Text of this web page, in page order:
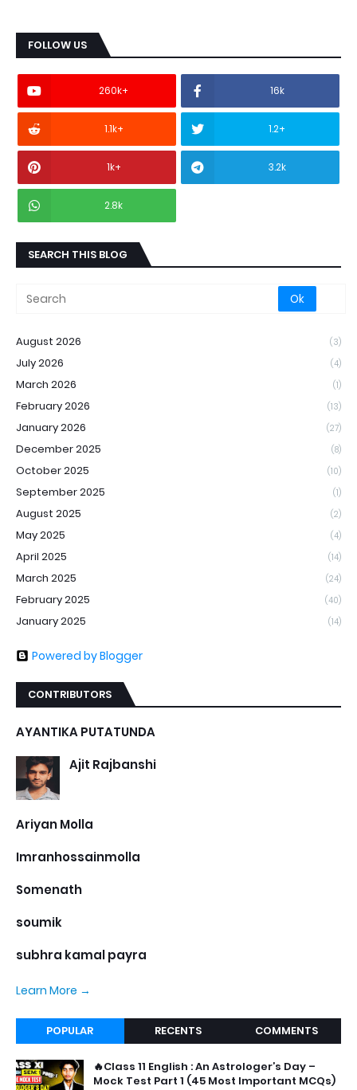
FOLLOW US
260k+ 16k
1.1k+ 1.2+
1k+ 3.2k
2.8k
SEARCH THIS BLOG
August 2026 (3)
July 2026 (4)
March 2026 (1)
February 2026 (13)
January 2026 (27)
December 2025 (8)
October 2025 (10)
September 2025 (1)
August 2025 (2)
May 2025 (4)
April 2025 (14)
March 2025 (24)
February 2025 (40)
January 2025 (14)
Powered by Blogger
CONTRIBUTORS
AYANTIKA PUTATUNDA
Ajit Rajbanshi
Ariyan Molla
Imranhossainmolla
Somenath
soumik
subhra kamal payra
Learn More →
POPULAR RECENTS COMMENTS
🔥Class 11 English : An Astrologer’s Day –
Mock Test Part 1 (45 Most Important MCQs)